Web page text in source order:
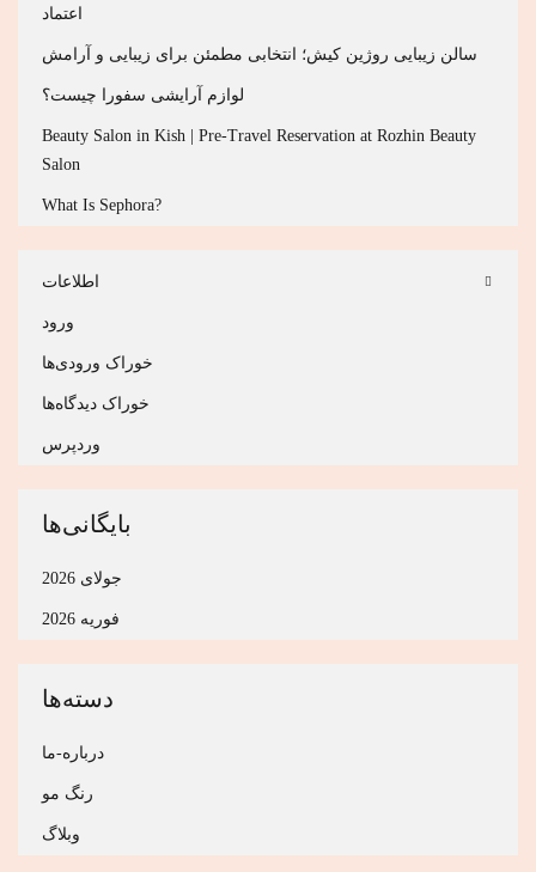
اعتماد
سالن زیبایی روژین کیش؛ انتخابی مطمئن برای زیبایی و آرامش
لوازم آرایشی سفورا چیست؟
Beauty Salon in Kish | Pre-Travel Reservation at Rozhin Beauty
Salon
?What Is Sephora
اطلاعات
ورود
خوراک ورودی‌ها
خوراک دیدگاه‌ها
وردپرس
بایگانی‌ها
جولای 2026
فوریه 2026
دسته‌ها
درباره-ما
رنگ مو
وبلاگ